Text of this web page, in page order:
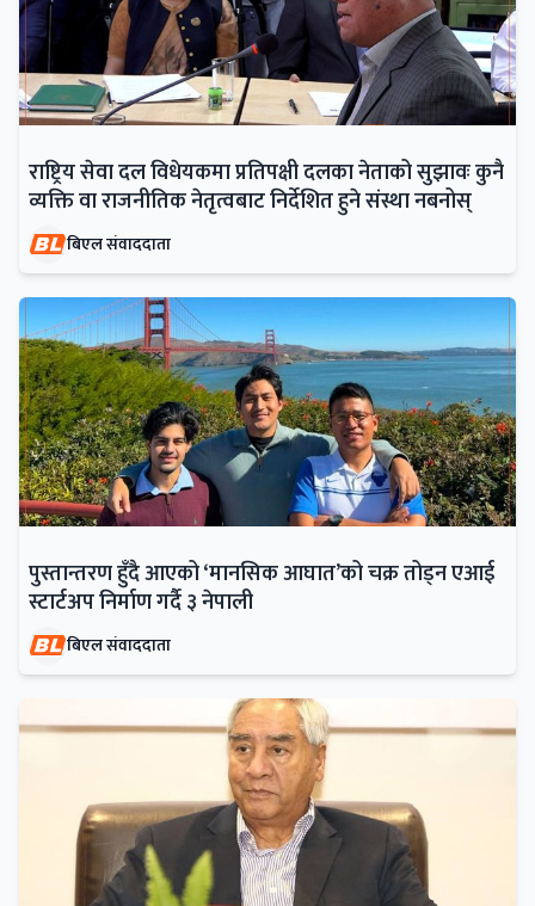
राष्ट्रिय सेवा दल विधेयकमा प्रतिपक्षी दलका नेताको सुझावः कुनै
व्यक्ति वा राजनीतिक नेतृत्वबाट निर्देशित हुने संस्था नबनोस्
बिएल संवाददाता
पुस्तान्तरण हुँदै आएको ‘मानसिक आघात’को चक्र तोड्न एआई
स्टार्टअप निर्माण गर्दै ३ नेपाली
बिएल संवाददाता